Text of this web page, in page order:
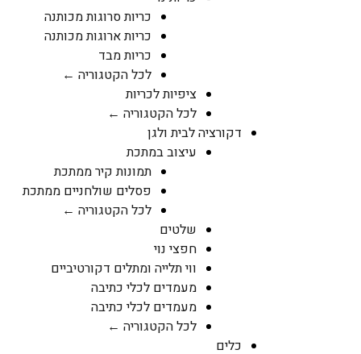
כריות סרוגות מכותנה
כריות ארוגות מכותנה
כריות מבד
לכל הקטגוריה ←
ציפיות לכריות
לכל הקטגוריה ←
דקורציה לבית ולגן
עיצוב במתכת
תמונות קיר ממתכת
פסלים שולחניים ממתכת
לכל הקטגוריה ←
שלטים
חפצי נוי
ווי תלייה ומתלים דקורטיביים
מעמדים לכלי כתיבה
מעמדים לכלי כתיבה
לכל הקטגוריה ←
כלים